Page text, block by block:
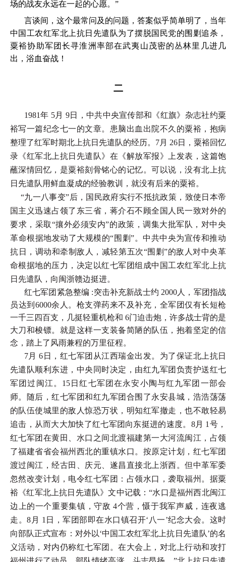
场的战友永远在一起的心愿。”
言谈间，这个最常问及的问题，答案似乎简单明了，当年
中国工农红军北上抗日先遣队为了摆脱国民党的围剿追杀，
粟裕协助军团长寻淮洲率部在武夷山茂密的丛林里几进几
出，浴血奋战！
二
1981年 5月 9日，中共中央宣传部和《红旗》杂志社约粟
裕写一篇纪念七一的文章。患脑出血出院不久的粟裕，抱病
整理了红军时期北上抗日先遣队的经历。7月 26日，粟裕回忆
录《红军北上抗日先遣队》在《解放军报》上发表，这篇饱
蘸深情回忆，是粟裕刻骨铭心的记忆。可以说，没有北上抗
日先遣队用鲜血凝成的经验教训，就没有后来的粟裕。
“九一八事变”后，国民政府实行不抵抗政策，致使日本帝
国主义迅速占领了东三省，蒋介石不顾全国人民一致对外的
要求，采取“攘外必须安内”的政策，调集大批军队，对中央
革命根据地发动了大规模的“围剿”。中共中央为宣传和推动
抗日，调动和牵制敌人，减轻第五次“围剿”的敌人对中央革
命根据地的压力，决定以红七军团组成中国工农红军北上抗
日先遣队，向闽浙赣边挺进。
红七军团紧急整编 :突击补充新战士约 2000人，军团指战
员达到6000余人。枪支弹药来不及补充，全军团仅有长短枪
一千三四百支，几挺轻重机枪和 6门迫击炮，许多战士背的是
大刀和梭镖。就是这样一支装备简陋的队伍，抱着坚定的信
念，踏上了风雨兼程的万里征程。
7月 6日，红七军团从江西瑞金出发。为了保证北上抗日
先遣队顺利东进，中央同时决定，由红九军团负责护送红七
军团过闽江。15日红七军团在永安小陶与红九军团一部会
师。随后，红七军团和红九军团合围了永安县城，浩浩荡荡
的队伍使城里的敌人惊恐万状，明知红军撤走，也不敢轻易
追击，从而大大加快了红七军团向东挺进的速度。8月 1号，
红七军团在黄田、水口之间北渡福建第一大河流闽江，占领
了福建省省会福州西北的重镇水口。按原定计划，红七军团
渡过闽江，经古田、庆元、遂昌直接北上浙西。但中革军委
忽然改变计划，电令红七军团：占领水口，袭取福州。据粟
裕《红军北上抗日先遣队》文中记载：“水口是福州西北闽江
边上的一个重要集镇，守敌 4个营，慑于我军声威，连夜逃
走。8月 1日，军团部即在水口镇召开‘八一’纪念大会。这时
向部队正式宣布：对外以‘中国工农红军北上抗日先遣队’的名
义活动，对内仍称红七军团。在大会上，对北上行动和攻打